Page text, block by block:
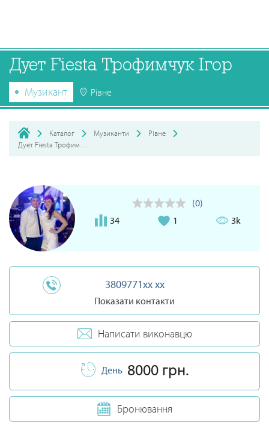
Дует Fiesta Трофимчук Ігор
Музикант Рівне
Каталог Музиканти
Рівне
(0)
34
1 3k
3809771xx xx
Показати контакти
Написати виконавцю
День 8000 грн.
Бронювання